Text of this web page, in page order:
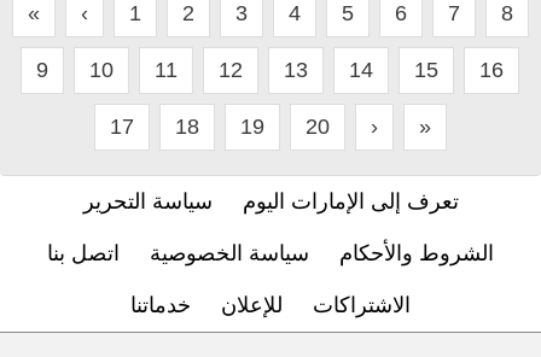
« ‹ 1 2 3 4 5 6 7 8
9 10 11 12 13 14 15 16
17 18 19 20 › »
تعرف إلى الإمارات اليوم سياسة التحرير
الشروط والأحكام سياسة الخصوصية اتصل بنا
الاشتراكات للإعلان خدماتنا